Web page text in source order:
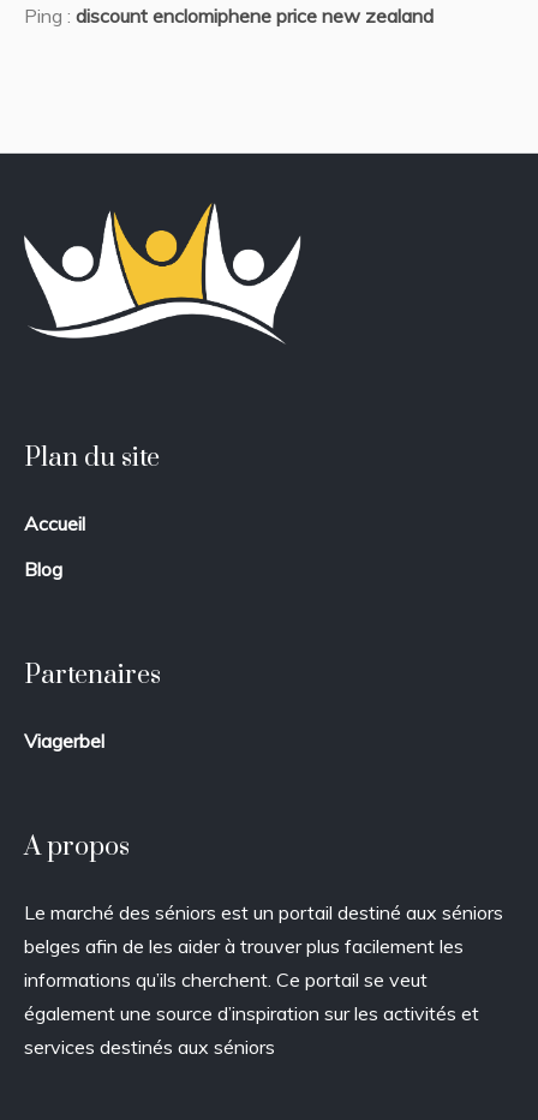
Ping : discount enclomiphene price new zealand
Plan du site
Accueil
Blog
Partenaires
Viagerbel
A propos
Le marché des séniors est un portail destiné aux séniors
belges afin de les aider à trouver plus facilement les
informations qu’ils cherchent. Ce portail se veut
également une source d’inspiration sur les activités et
services destinés aux séniors